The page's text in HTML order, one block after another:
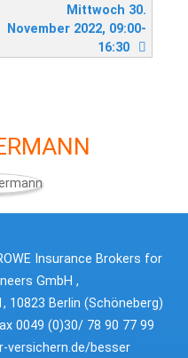
Mittwoch 30.
November 2022, 09:00-
16:30
Insurance Brokers for
GmbH ,
10823 Berlin (Schöneberg)
0049 (0)30/ 78 90 77 99
versichern.de/besser